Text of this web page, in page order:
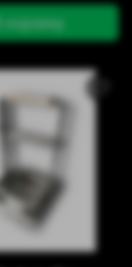
В корзину